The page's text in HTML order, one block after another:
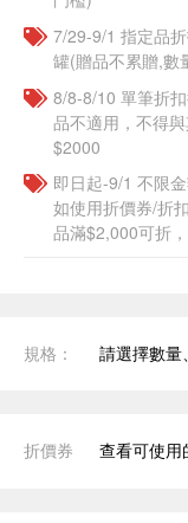
7/29-9/1 指定品
罐(贈品不累贈,數
8/8-8/10 單筆折
品不適用，不得
$2000
即日起-9/1 不限
如使用折價券/折
品滿$2,000可折
規格： 請選擇數量
折價券 查看可使用